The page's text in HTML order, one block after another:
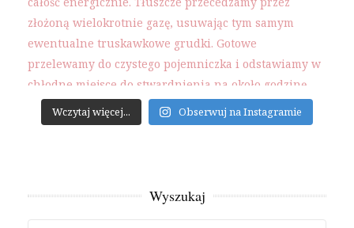
Wczytaj więcej... Obserwuj na Instagramie
Wyszukaj